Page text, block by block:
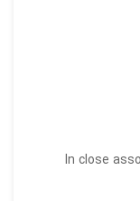
In close